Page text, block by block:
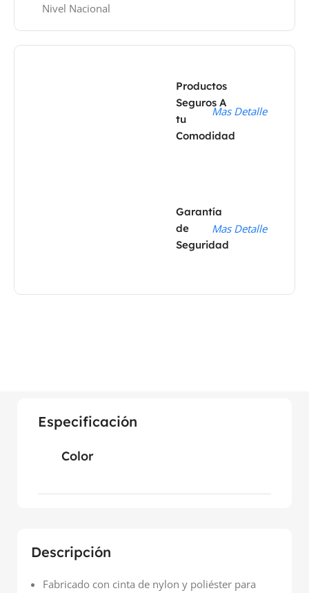
Nivel Nacional
Productos
Seguros A
tu
Comodidad
Mas Detalle
Garantía
de
Seguridad
Mas Detalle
Descripción
Fabricado con cinta de nylon y poliéster para
Especificación
Color